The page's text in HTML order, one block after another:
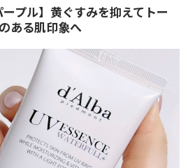
ープル】黄ぐすみを抑えてトー
ある肌印象へ